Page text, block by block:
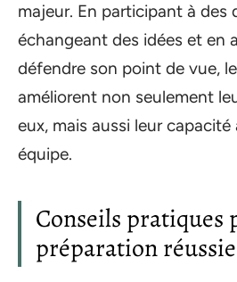
majeur. En participant à des
échangeant des idées et en
défendre son point de vue,
améliorent non seulement
eux, mais aussi leur capacité
équipe.
Conseils pratiques
préparation réussie